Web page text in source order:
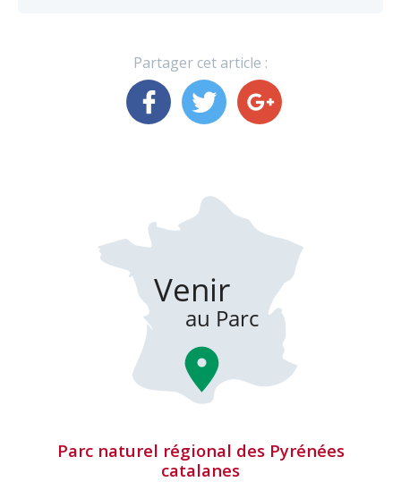
Partager cet article :
Parc naturel régional des Pyrénées
catalanes